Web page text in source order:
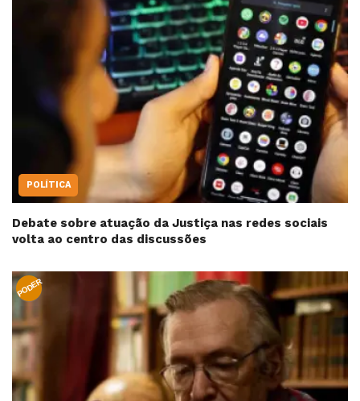
POLÍTICA
Debate sobre atuação da Justiça nas redes sociais
volta ao centro das discussões
PODER